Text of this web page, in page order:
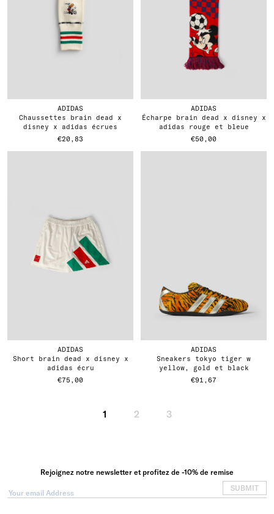
ADIDAS
chaussettes brain dead x
disney x adidas écrues
€20,83
ADIDAS
écharpe brain dead x disney x
adidas rouge et bleue
€50,00
ADIDAS
short brain dead x disney x
adidas écru
€75,00
ADIDAS
sneakers tokyo tiger w
yellow, gold et black
€91,67
1 2 3
Rejoignez notre newsletter et profitez de -10% de remise
SUBMIT